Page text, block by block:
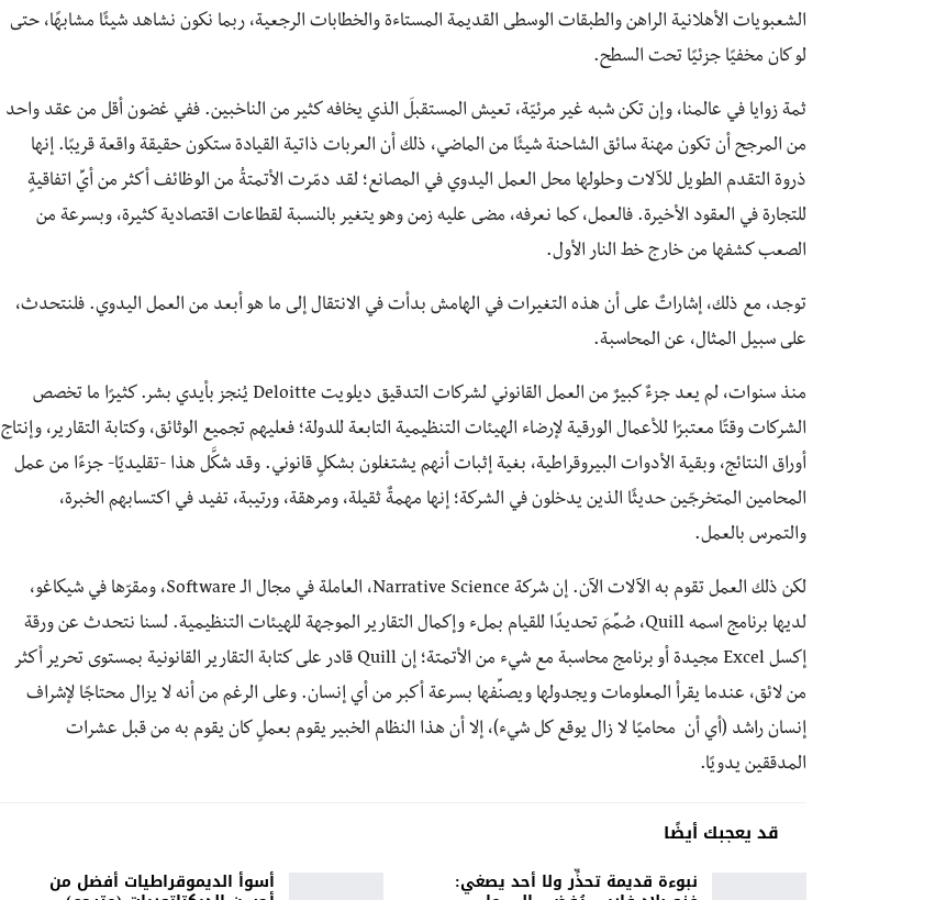
الشعبويات الأهلانية الراهن والطبقات الوسطى القديمة المستاءة والخطابات الرجعية، ربما نكون نشاهد شيئًا مشابهًا، حتى
لو كان مخفيًا جزئيًا تحت السطح.
ثمة زوايا في عالمنا، وإن تكن شبه غير مرئيّة، تعيش المستقبلَ الذي يخافه كثير من الناخبين. ففي غضون أقل من عقد واحد
من المرجح أن تكون مهنة سائق الشاحنة شيئًا من الماضي، ذلك أن العربات ذاتية القيادة ستكون حقيقة واقعة قريبًا. إنها
ذروة التقدم الطويل للآلات وحلولها محل العمل اليدوي في المصانع؛ لقد دمّرت الأتمتةُ من الوظائف أكثر من أيِّ اتفاقيةٍ
للتجارة في العقود الأخيرة. فالعمل، كما نعرفه، مضى عليه زمن وهو يتغير بالنسبة لقطاعات اقتصادية كثيرة، وبسرعة من
الصعب كشفها من خارج خط النار الأول.
توجد، مع ذلك، إشاراتٌ على أن هذه التغيرات في الهامش بدأت في الانتقال إلى ما هو أبعد من العمل اليدوي. فلنتحدث،
على سبيل المثال، عن المحاسبة.
منذ سنوات، لم يعد جزءٌ كبيرٌ من العمل القانوني لشركات التدقيق ديلويت Deloitte يُنجز بأيدي بشر. كثيرًا ما تخصص
الشركات وقتًا معتبرًا للأعمال الورقية لإرضاء الهيئات التنظيمية التابعة للدولة؛ فعليهم تجميع الوثائق، وكتابة التقارير، وإنتاج
أوراق النتائج، وبقية الأدوات البيروقراطية، بغية إثبات أنهم يشتغلون بشكلٍ قانوني. وقد شكَّل هذا -تقليديًا- جزءًا من عمل
المحامين المتخرجّين حديثًا الذين يدخلون في الشركة؛ إنها مهمةٌ ثقيلة، ومرهقة، ورتيبة، تفيد في اكتسابهم الخبرة،
والتمرس بالعمل.
لكن ذلك العمل تقوم به الآلات الآن. إن شركة Narrative Science، العاملة في مجال الـ Software، ومقرّها في شيكاغو،
لديها برنامج اسمه Quill، صُمِّمَ تحديدًا للقيام بملء وإكمال التقارير الموجهة للهيئات التنظيمية. لسنا نتحدث عن ورقة
إكسل Excel مجيدة أو برنامج محاسبة مع شيء من الأتمتة؛ إن Quill قادر على كتابة التقارير القانونية بمستوى تحرير أكثر
من لائق، عندما يقرأ المعلومات ويجدولها ويصنِّفها بسرعة أكبر من أي إنسان. وعلى الرغم من أنه لا يزال محتاجًا لإشراف
إنسان راشد (أي أن محاميًا لا زال يوقع كل شيء)، إلا أن هذا النظام الخبير يقوم بعملٍ كان يقوم به من قبل عشرات
المدققين يدويًا.
قد يعجبك أيضًا
نبوءة قديمة تحذِّر ولا أحد يصغي: أسوأ الديموقراطيات أفضل من